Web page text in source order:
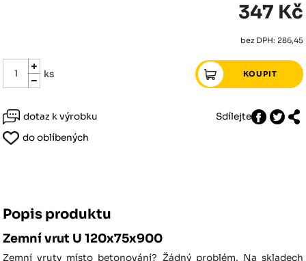
347 Kč
bez DPH: 286,45
ks
dotaz k výrobku
Sdílejte
do oblíbených
Popis produktu
Zemní vrut U 120x75x900
Zemní vruty místo betonování? Žádný problém. Na skladech